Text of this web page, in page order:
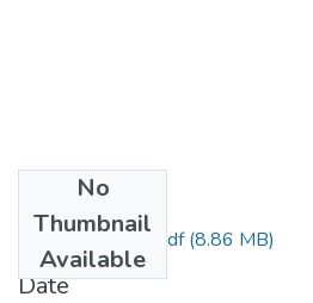
No
Thumbnail
Available
نسخة كاملة PDF.pdf(8.86 MB)
Date